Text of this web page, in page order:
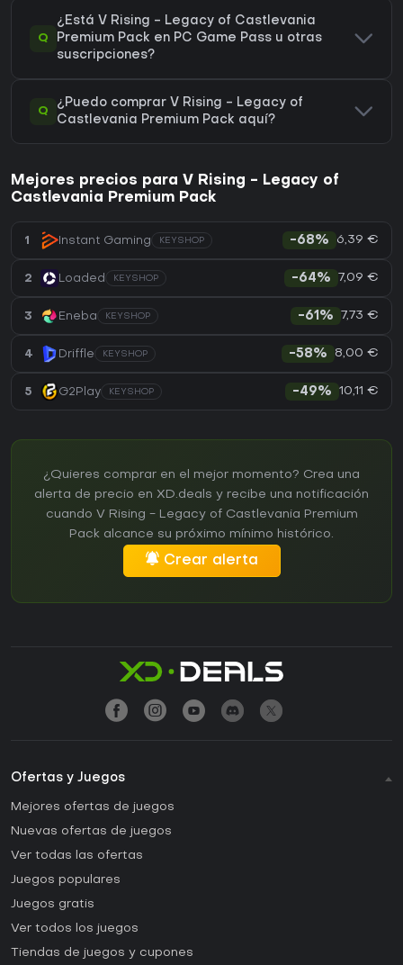
Q
¿Está V Rising - Legacy of Castlevania
Premium Pack en PC Game Pass u otras
suscripciones?
Q
¿Puedo comprar V Rising - Legacy of
Castlevania Premium Pack aquí?
Mejores precios para V Rising - Legacy of
Castlevania Premium Pack
1 Instant Gaming KEYSHOP -68% 6,39 €
2 Loaded KEYSHOP -64% 7,09 €
3 Eneba KEYSHOP -61% 7,73 €
4 Driffle KEYSHOP -58% 8,00 €
5 G2Play KEYSHOP -49% 10,11 €
¿Quieres comprar en el mejor momento? Crea una
alerta de precio en XD.deals y recibe una notificación
cuando V Rising - Legacy of Castlevania Premium
Pack alcance su próximo mínimo histórico.
Crear alerta
Ofertas y Juegos
Mejores ofertas de juegos
Nuevas ofertas de juegos
Ver todas las ofertas
Juegos populares
Juegos gratis
Ver todos los juegos
Tiendas de juegos y cupones